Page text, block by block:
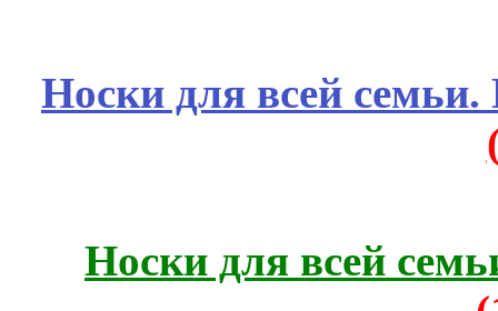
Носки для всей
Носки для всей